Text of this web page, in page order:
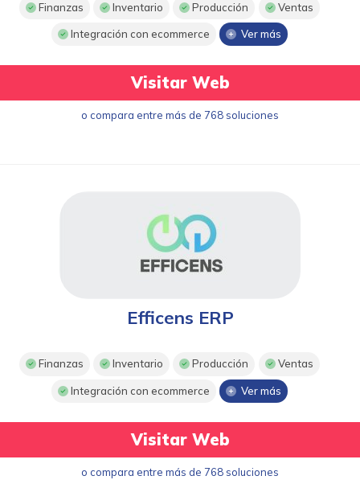
Finanzas Inventario Producción Ventas
Integración con ecommerce Ver más
Visitar Web
o compara entre más de 768 soluciones
Efficens ERP
Finanzas Inventario Producción Ventas
Integración con ecommerce Ver más
Visitar Web
o compara entre más de 768 soluciones